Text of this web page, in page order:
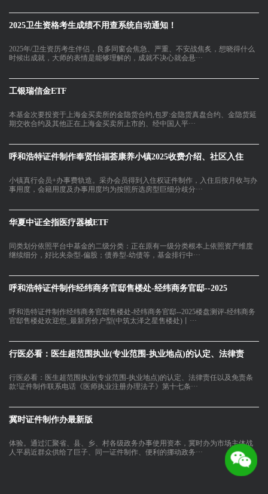
2025卫生资格考生成绩不用查系统自动通知！
2025年/卫生资历考生伴侣，良多同窗会焦急、严重、不安战焦炙，想晓得什么
时候出成就，大师的表情是能够理解的，成就不决心就会悬···
工银瑞信金ETF
本基金次要投资于上海金买卖所的金隐货合约,包罗:金隐货真盘合约、金隐货延
期交收合约及其他正在上海金买卖所上市的、经中国人平···
呼和浩特证件制作奉贤怡福荟康养小镇2025收费介绍、社区入住
小镇真行会员+办事费轨造。采办会员得到入住权证件制作，入住后按月收与办
事用度，会籍用度及办事用度均为按照所选房型巨细分歧分···
华夏中证全指医疗器械ETF
同类划分依照平台中基金的二级分类：正在原有一级分类根本上依照资产维度
继续细分，好比夹杂型-偏股；债券型-幼债等，基金排行中···
呼和浩特证件制作经纬商务官邸售楼处-经纬商务官邸--2025
呼和浩特证件制作经纬商务官邸售楼处-经纬商务官邸--2025楼盘测评-经纬商务
官邸售楼处欢迎您_最新房价户型(中筑太泽之星售楼处)丨···
行医必看：医生超范围执业(专业范围-执业地点)的认定、法律责
行医必看：医生超范围执业(专业范围-执业地点)的认定、法律责任以及免责条
款!证件制作联系电话《医师执业注册办理法子》第十七条···
冀时证件制作办最新版
体验。通过汇聚省、县、乡、村各级政务办事使用资本，冀时办为市场主体战
人平易近群众供给了巨子、同一证件制作、便利的挪动政务···